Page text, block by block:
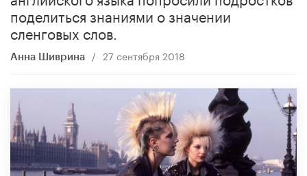
поделиться знаниями о значении
сленговых слов.
Анна Шиврина / 27 сентября 2018